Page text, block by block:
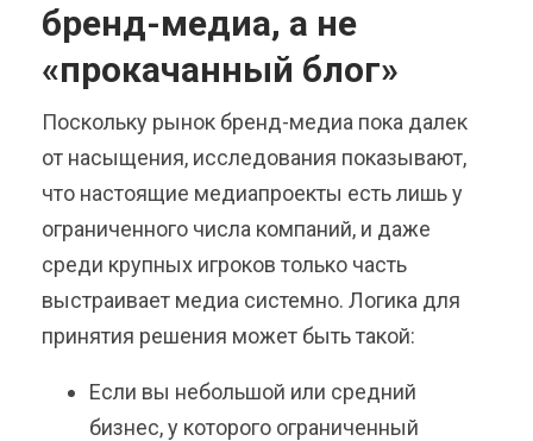
бренд-медиа, а не
«прокачанный блог»
Поскольку рынок бренд-медиа пока далек
от насыщения, исследования показывают,
что настоящие медиапроекты есть лишь у
ограниченного числа компаний, и даже
среди крупных игроков только часть
выстраивает медиа системно. Логика для
принятия решения может быть такой:
Если вы небольшой или средний
бизнес, у которого ограниченный